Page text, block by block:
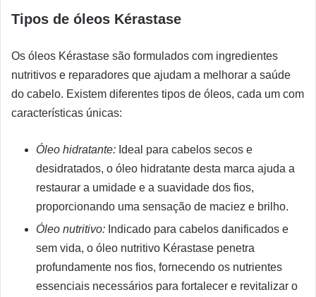
Tipos de óleos Kérastase
Os óleos Kérastase são formulados com ingredientes
nutritivos e reparadores que ajudam a melhorar a saúde
do cabelo. Existem diferentes tipos de óleos, cada um com
características únicas:
Óleo hidratante: Ideal para cabelos secos e
desidratados, o óleo hidratante desta marca ajuda a
restaurar a umidade e a suavidade dos fios,
proporcionando uma sensação de maciez e brilho.
Óleo nutritivo: Indicado para cabelos danificados e
sem vida, o óleo nutritivo Kérastase penetra
profundamente nos fios, fornecendo os nutrientes
essenciais necessários para fortalecer e revitalizar o